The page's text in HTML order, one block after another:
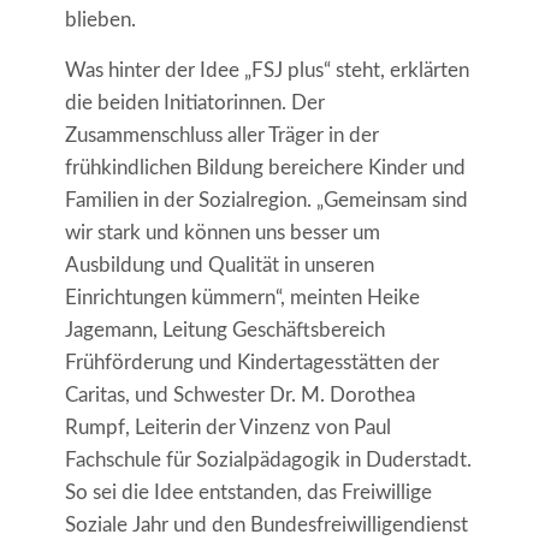
blieben.
Was hinter der Idee „FSJ plus“ steht, erklärten
die beiden Initiatorinnen. Der
Zusammenschluss aller Träger in der
frühkindlichen Bildung bereichere Kinder und
Familien in der Sozialregion. „Gemeinsam sind
wir stark und können uns besser um
Ausbildung und Qualität in unseren
Einrichtungen kümmern“, meinten Heike
Jagemann, Leitung Geschäftsbereich
Frühförderung und Kindertagesstätten der
Caritas, und Schwester Dr. M. Dorothea
Rumpf, Leiterin der Vinzenz von Paul
Fachschule für Sozialpädagogik in Duderstadt.
So sei die Idee entstanden, das Freiwillige
Soziale Jahr und den Bundesfreiwilligendienst